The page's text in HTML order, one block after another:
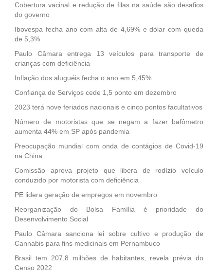
Cobertura vacinal e redução de filas na saúde são desafios
do governo
Ibovespa fecha ano com alta de 4,69% e dólar com queda
de 5,3%
Paulo Câmara entrega 13 veículos para transporte de
crianças com deficiência
Inflação dos aluguéis fecha o ano em 5,45%
Confiança de Serviços cede 1,5 ponto em dezembro
2023 terá nove feriados nacionais e cinco pontos facultativos
Número de motoristas que se negam a fazer bafômetro
aumenta 44% em SP após pandemia
Preocupação mundial com onda de contágios de Covid-19
na China
Comissão aprova projeto que libera de rodízio veículo
conduzido por motorista com deficiência
PE lidera geração de empregos em novembro
Reorganização do Bolsa Família é prioridade do
Desenvolvimento Social
Paulo Câmara sanciona lei sobre cultivo e produção de
Cannabis para fins medicinais em Pernambuco
Brasil tem 207,8 milhões de habitantes, revela prévia do
Censo 2022